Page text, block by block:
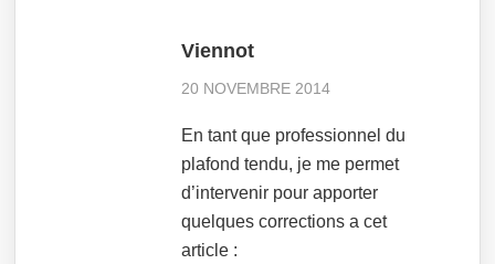
Viennot
20 NOVEMBRE 2014
En tant que professionnel du
plafond tendu, je me permet
d’intervenir pour apporter
quelques corrections a cet
article :